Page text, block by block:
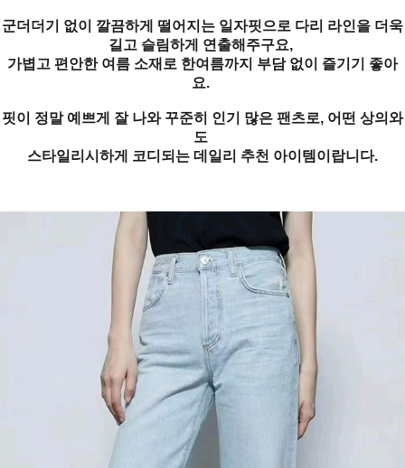
군더더기 없이 깔끔하게 떨어지는 일자핏으로 다리 라인을 더욱
길고 슬림하게 연출해주구요,
가볍고 편안한 여름 소재로 한여름까지 부담 없이 즐기기 좋아
요.
핏이 정말 예쁘게 잘 나와 꾸준히 인기 많은 팬츠로, 어떤 상의와
도
스타일리시하게 코디되는 데일리 추천 아이템이랍니다.